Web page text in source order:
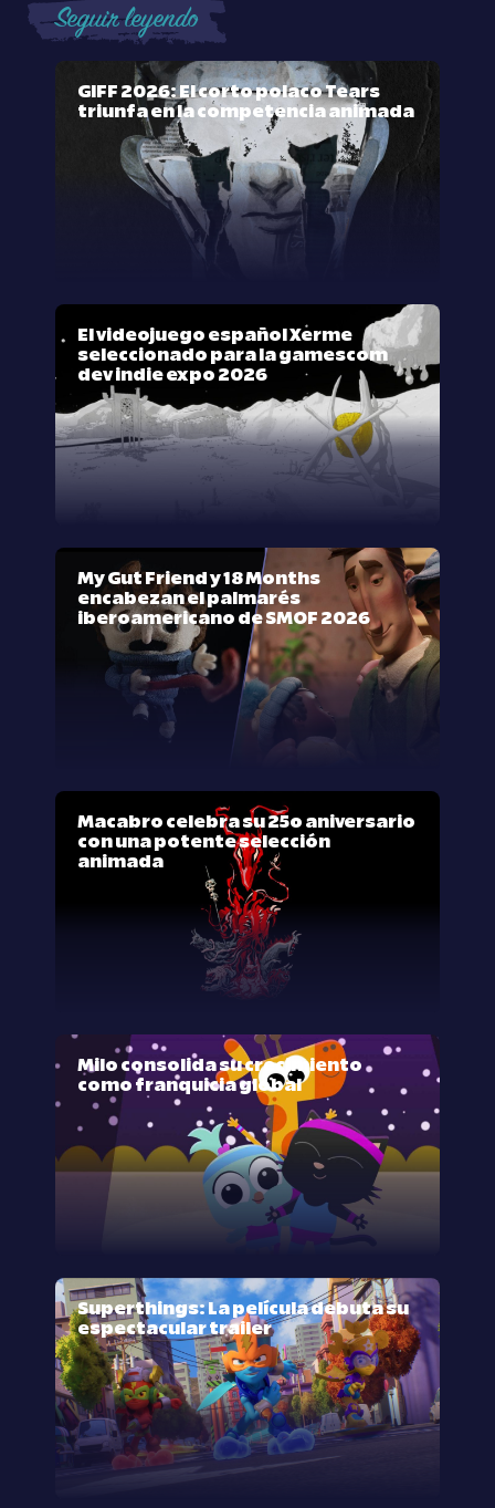
Seguir leyendo
GIFF 2026: El corto polaco Tears
triunfa en la competencia animada
El videojuego español Xerme
seleccionado para la gamescom
dev indie expo 2026
My Gut Friend y 18 Months
encabezan el palmarés
iberoamericano de SMOF 2026
Macabro celebra su 25º aniversario
con una potente selección
animada
Milo consolida su crecimiento
como franquicia global
Superthings: La película debuta su
espectacular trailer